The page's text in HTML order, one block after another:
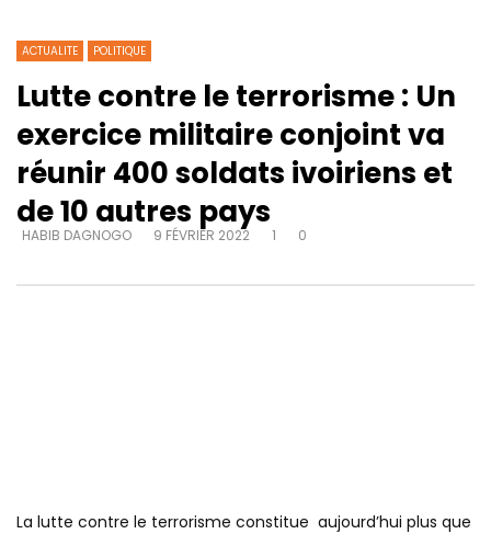
ACTUALITE POLITIQUE
Lutte contre le terrorisme : Un
exercice militaire conjoint va
réunir 400 soldats ivoiriens et
de 10 autres pays
HABIB DAGNOGO 9 FÉVRIER 2022 1 0
La lutte contre le terrorisme constitue aujourd’hui plus que